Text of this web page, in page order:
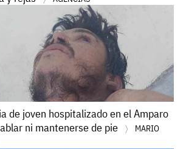
de joven hospitalizado en el Amparo
ni mantenerse de pie
MARIO